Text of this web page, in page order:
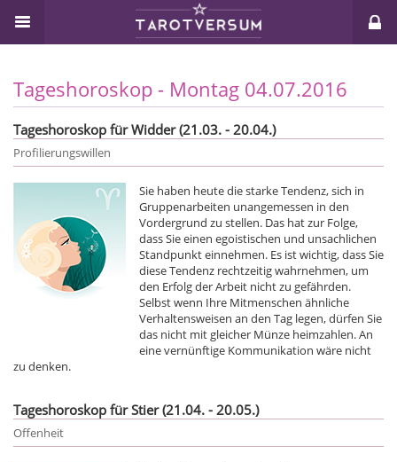
Tageshoroskop - Montag 04.07.2016
Tageshoroskop für Widder (21.03. - 20.04.)
Profilierungswillen
Sie haben heute die starke Tendenz, sich in
Gruppenarbeiten unangemessen in den
Vordergrund zu stellen. Das hat zur Folge,
dass Sie einen egoistischen und unsachlichen
Standpunkt einnehmen. Es ist wichtig, dass Sie
diese Tendenz rechtzeitig wahrnehmen, um
den Erfolg der Arbeit nicht zu gefährden.
Selbst wenn Ihre Mitmenschen ähnliche
Verhaltensweisen an den Tag legen, dürfen Sie
das nicht mit gleicher Münze heimzahlen. An
eine vernünftige Kommunikation wäre nicht
zu denken.
Tageshoroskop für Stier (21.04. - 20.05.)
Offenheit